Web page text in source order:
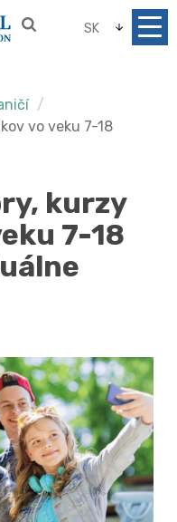
SK
vo veku 7-18
kurzy
7-18